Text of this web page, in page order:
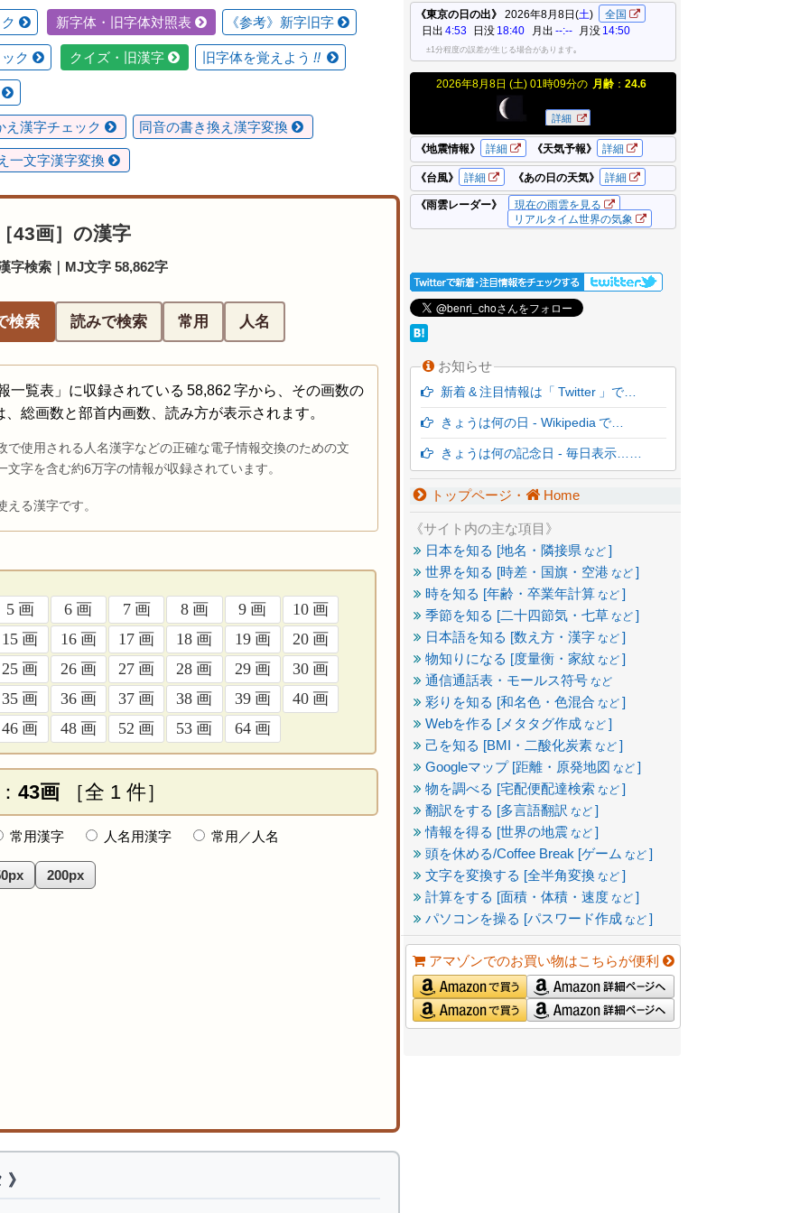
新字体・旧字体対照表 《参考》新字旧字
ク クイズ・旧漢字 旧字体を覚えよう !!
え漢字チェック 同音の書き換え漢字変換
一文字漢字変換
43画］の漢字
字検索｜MJ文字 58,862字
検索 読みで検索 常用 人名
一覧表」に収録されている 58,862 字から、その画数の
総画数と部首内画数、読み方が表示されます。
使用される人名漢字などの正確な電子情報交換のための文
字を含む約6万字の情報が収録されています。
る漢字です。
5 画 6 画 7 画 8 画 9 画
10 画
15 画
16 画 17 画 18 画 19 画
20 画
25 画
26 画 27 画 28 画 29 画
30 画
35 画
36 画 37 画 38 画 39 画
40 画
46 画
48 画 52 画 53 画 64 画
43画 ［全 1 件］
常用漢字 人名用漢字 常用／人名
200px
お知らせ
新着 & 注目情報は「 Twitter 」で…
きょうは何の日 - Wikipedia で…
きょうは何の記念日 - 毎日表示……
トップページ・ Home
《サイト内の主な項目》
日本を知る [地名・隣接県 など ]
世界を知る [時差・国旗・空港 など ]
時を知る [年齢・卒業年計算 など ]
季節を知る [二十四節気・七草 など ]
日本語を知る [数え方・漢字 など ]
物知りになる [度量衡・家紋 など ]
通信通話表・モールス符号 など
彩りを知る [和名色・色混合 など ]
Webを作る [メタタグ作成 など ]
己を知る [BMI・二酸化炭素 など ]
Googleマップ [距離・原発地図 など ]
物を調べる [宅配便配達検索 など ]
翻訳をする [多言語翻訳 など ]
情報を得る [世界の地震 など ]
頭を休める/Coffee Break [ゲーム など ]
文字を変換する [全半角変換 など ]
計算をする [面積・体積・速度 など ]
パソコンを操る [パスワード作成 など ]
アマゾンでのお買い物はこちらが便利